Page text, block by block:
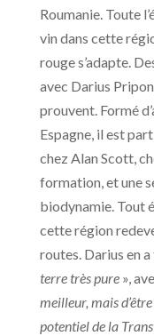
Roumanie. Toute
vin dans cette
rouge s’adapte.
avec Darius
prouvent. Formé
Espagne, il est
chez Alan Scott,
formation, et une
biodynamie. Tout
cette région
routes. Darius en
terre très pure»,
meilleur, mais
potentiel de la